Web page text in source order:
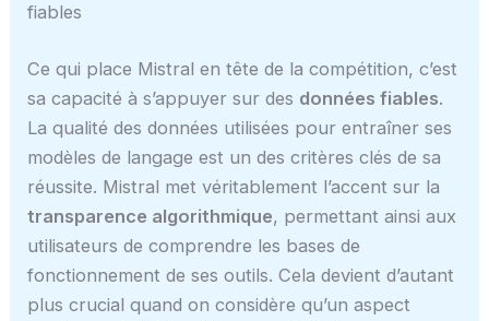
fiables
Ce qui place Mistral en tête de la compétition, c’est
sa capacité à s’appuyer sur des données fiables.
La qualité des données utilisées pour entraîner ses
modèles de langage est un des critères clés de sa
réussite. Mistral met véritablement l’accent sur la
transparence algorithmique, permettant ainsi aux
utilisateurs de comprendre les bases de
fonctionnement de ses outils. Cela devient d’autant
plus crucial quand on considère qu’un aspect